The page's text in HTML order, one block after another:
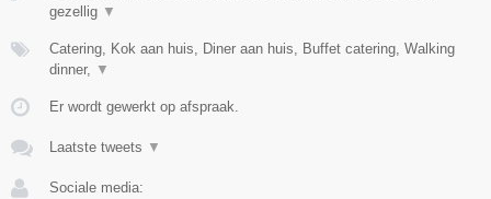
gezellig ▼
Catering, Kok aan huis, Diner aan huis, Buffet catering, Walking
dinner,
▼
Er wordt gewerkt op afspraak.
Laatste tweets ▼
Sociale media: